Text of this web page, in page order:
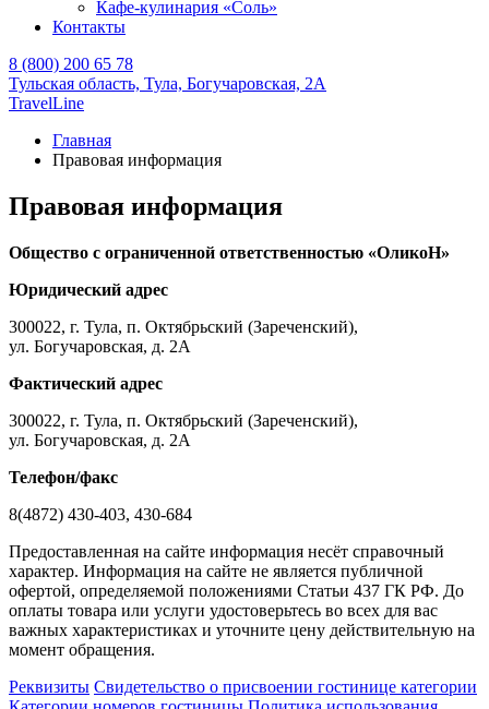
Кафе-кулинария «Соль»
Контакты
8 (800) 200 65 78
Тульская область, Тула, Богучаровская, 2А
TravelLine
Главная
Правовая информация
Правовая информация
Общество с ограниченной ответственностью «ОликоН»
Юридический адрес
300022, г. Тула, п. Октябрьский (Зареченский),
ул. Богучаровская, д. 2А
Фактический адрес
300022, г. Тула, п. Октябрьский (Зареченский),
ул. Богучаровская, д. 2А
Телефон/факс
8(4872) 430-403, 430-684
Предоставленная на сайте информация несёт справочный
характер. Информация на сайте не является публичной
офертой, определяемой положениями Статьи 437 ГК РФ. До
оплаты товара или услуги удостоверьтесь во всех для вас
важных характеристиках и уточните цену действительную на
момент обращения.
Реквизиты Свидетельство о присвоении гостинице категории